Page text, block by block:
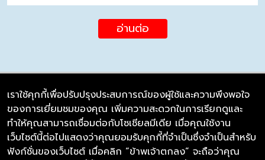
อ่านต่อ
บริษัท ซิมลิงค์ จำกัด
98/226 Bangrakyai-Baanmai Road,
Bangyai, Nonthaburi 11140
เราใช้คุกกี้เพื่อปรับปรุงประสบการณ์ของผู้ใช้และความพึงพอใจ
ของการเยี่ยมชมของคุณ เพิ่มความสะดวกในการเรียกดูและ
ทำให้คุณสามารถเชื่อมต่อกับโซเชียลมีเดีย เมื่อคุณใช้งาน
เว็บไซต์นี้ต่อไปแสดงว่าคุณยอมรับคุกกี้ที่จำเป็นซึ่งจำเป็นสำหรับ
ฟังก์ชั่นของเว็บไซต์ เมื่อคลิก “ข้าพเจ้าตกลง” จะถือว่าคุณ